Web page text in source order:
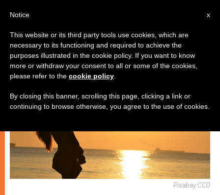
MATRIMONIO E FAMIGLIA
Pixabay CC0
x
Notice
This website or its third party tools use cookies, which are
necessary to its functioning and required to achieve the
purposes illustrated in the cookie policy. If you want to know
more or withdraw your consent to all or some of the cookies,
please refer to the cookie policy
By closing this banner, scrolling this page, clicking a link or
continuing to browse otherwise, you agree to the use of cookies.